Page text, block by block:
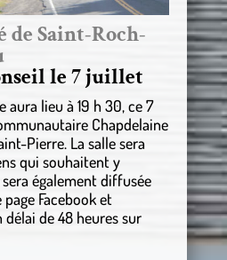
Saint-Roch-
le 7 juillet
aura lieu à 19 h 30, ce 7
Chapdelaine
Pierre. La salle sera
qui souhaitent y
sera également diffusée
Facebook et
de 48 heures sur